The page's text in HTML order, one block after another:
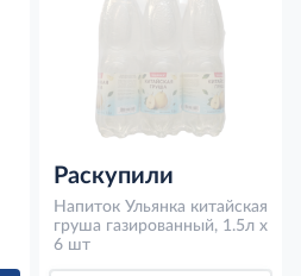
Раскупили
Напиток Ульянка китайская
груша газированный, 1.5л x
6 шт